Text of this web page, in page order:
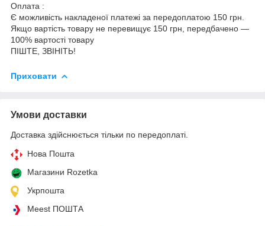
Оплата :
Є можливість накладеної платежі за передоплатою 150 грн.
Якщо вартість товару не перевищує 150 грн, передбачено —
100% вартості товару
ПІШТЕ, ЗВІНІТЬ!
Приховати
Умови доставки
Доставка здійснюється тільки по передоплаті.
Нова Пошта
Магазини Rozetka
Укрпошта
Meest ПОШТА